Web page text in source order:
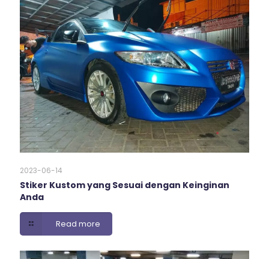
2023-06-14
Stiker Kustom yang Sesuai dengan Keinginan
Anda
Read more